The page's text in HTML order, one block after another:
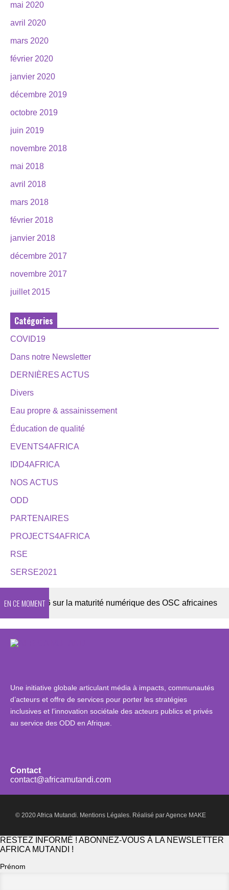
mai 2020
avril 2020
mars 2020
février 2020
janvier 2020
décembre 2019
octobre 2019
juin 2019
novembre 2018
mai 2018
avril 2018
mars 2018
février 2018
janvier 2018
décembre 2017
novembre 2017
juillet 2015
Catégories
COVID19
Dans notre Newsletter
DERNIÈRES ACTUS
Divers
Eau propre & assainissement
Éducation de qualité
EVENTS4AFRICA
IDD4AFRICA
NOS ACTUS
ODD
PARTENAIRES
PROJECTS4AFRICA
RSE
SERSE2021
EN CE MOMENT
2026 sur la maturité numérique des OSC africaines
Une initiative globale articulant média à impacts, communautés
d’acteurs et offre de services pour porter les stratégies
inclusives et l’innovation sociétale des acteurs publics et privés
au service des ODD en Afrique.
Contact
contact@africamutandi.com
© 2020 Africa Mutandi. Mentions Légales. Réalisé parAgence MAKE
RESTEZ INFORMÉ ! ABONNEZ-VOUS À LA NEWSLETTER
AFRICA MUTANDI !
Prénom